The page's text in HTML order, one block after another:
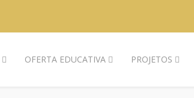
OFERTA EDUCATIVA PROJETOS